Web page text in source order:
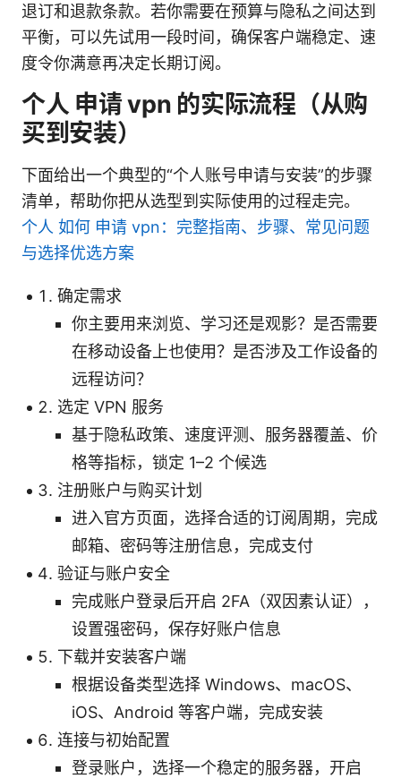
退订和退款条款。若你需要在预算与隐私之间达到
平衡，可以先试用一段时间，确保客户端稳定、速
度令你满意再决定长期订阅。
个人 申请 vpn 的实际流程（从购
买到安装）
下面给出一个典型的“个人账号申请与安装”的步骤
清单，帮助你把从选型到实际使用的过程走完。
个人 如何 申请 vpn：完整指南、步骤、常见问题
与选择优选方案
确定需求
你主要用来浏览、学习还是观影？是否需要
在移动设备上也使用？是否涉及工作设备的
远程访问？
选定 VPN 服务
基于隐私政策、速度评测、服务器覆盖、价
格等指标，锁定 1–2 个候选
注册账户与购买计划
进入官方页面，选择合适的订阅周期，完成
邮箱、密码等注册信息，完成支付
验证与账户安全
完成账户登录后开启 2FA（双因素认证），
设置强密码，保存好账户信息
下载并安装客户端
根据设备类型选择 Windows、macOS、
iOS、Android 等客户端，完成安装
连接与初始配置
登录账户，选择一个稳定的服务器，开启